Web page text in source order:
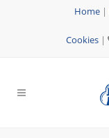
Home |
Cookies|